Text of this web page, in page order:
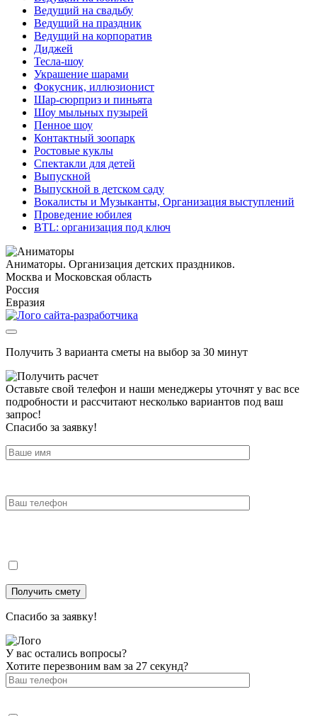
Ведущий на свадьбу
Ведущий на праздник
Ведущий на корпоратив
Диджей
Тесла-шоу
Украшение шарами
Фокусник, иллюзионист
Шар-сюрприз и пиньята
Шоу мыльных пузырей
Пенное шоу
Контактный зоопарк
Ростовые куклы
Спектакли для детей
Выпускной
Выпускной в детском саду
Вокалисты и Музыканты, Организация выступлений
Проведение юбилея
BTL: организация под ключ
Аниматоры. Организация детских праздников.
Москва и Московская область
Россия
Евразия
Получить 3 варианта сметы на выбор за 30 минут
Оставьте свой телефон и наши менеджеры уточнят у вас все
подробности и рассчитают несколько вариантов под ваш
запрос!
Спасибо за заявку!
Спасибо за заявку!
У вас остались вопросы?
Хотите перезвоним вам за 27 секунд?